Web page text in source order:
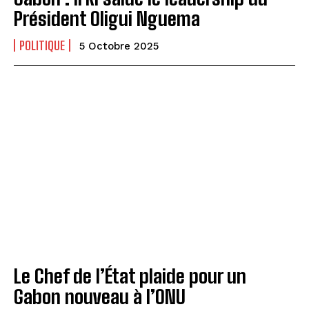
Président Oligui Nguema
POLITIQUE 5 Octobre 2025
Le Chef de l’État plaide pour un
Gabon nouveau à l’ONU